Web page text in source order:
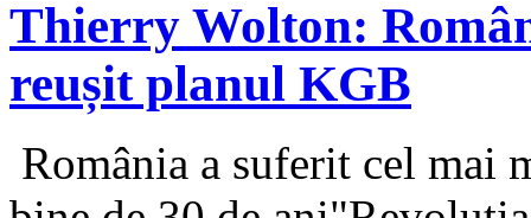
Thierry Wolton:
reușit planul KGB
România a suferit cel mai